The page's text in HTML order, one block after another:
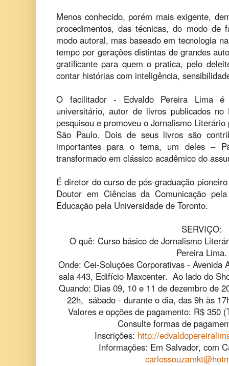
Menos conhecido, porém mais exigente,
procedimentos, das técnicas, do modo
modo autoral, mas baseado em tecnologia
tempo por gerações distintas de grandes
gratificante para quem o pratica, pelo
contar histórias com inteligência,
O facilitador - Edvaldo Pereira Lima é
universitário, autor de livros publicados
pesquisou e promoveu o Jornalismo
São Paulo. Dois de seus livros são
importantes para o tema, um deles –
transformado em clássico acadêmico do
É diretor do curso de pós-graduação
Doutor em Ciências da Comunicação
Educação pela Universidade de Toronto.
SERVIÇO:
O quê: Curso básico de Jornalismo
Pereira Lima.
Onde: Cei-Soluções Corporativas - Avenida
sala 443, Edifício Maxcenter. Ao lado do
Quando: Dias 09, 10 e 11 de dezembro de
22h, sábado - durante o dia, das 9h às
Valores e opções de pagamento: R$ 350
Consulte formas de
Inscrições: http://
Informações: Em Salvador, com